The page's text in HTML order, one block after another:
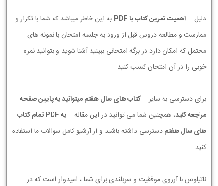
دلیل اهمیت تمرین کتاب با PDF
به این خاطر میباشد که شما با تکرار و
ممارست و مطالعه دروس قبل از ورود به جلسه امتحان با نمونه های
محتمل که امکان دارد در برگه امتحانی ببینید آشنا شوید و بتوانید نمره
خوبی را در آن امتحان کسب کنید .
برای دسترسی به سایر
کتاب های سال هفتم میتوانید به پایین صفحه
مراجعه کنید، همچنین شما می توانید در این مقاله
به PDF تمام کتاب
های سال هفتم دسترسی داشته باشید و از آرشیو کامل سوالات ما استفاده
کنید.
ناتیلوس با آرزوی موفقیت و سربلندی برای شما ، امیدوار است که در